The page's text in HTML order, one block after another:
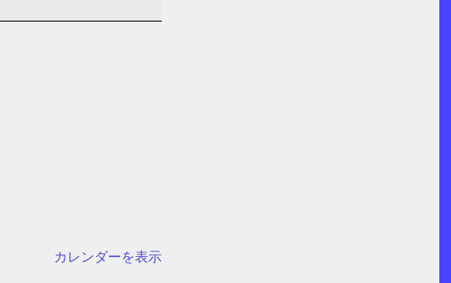
カレンダーを表示